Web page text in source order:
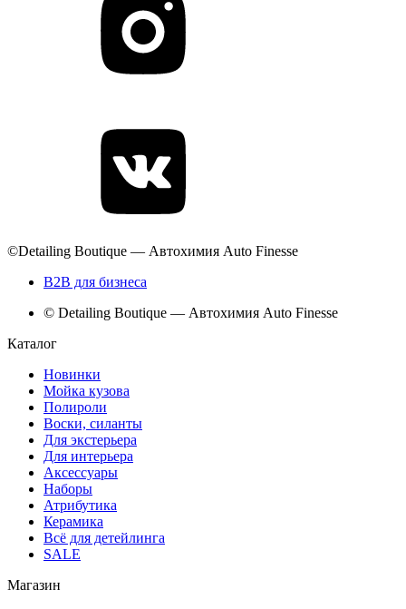
©Detailing Boutique — Автохимия Auto Finesse
B2B для бизнеса
© Detailing Boutique — Автохимия Auto Finesse
Каталог
Новинки
Мойка кузова
Полироли
Воски, силанты
Для экстерьера
Для интерьера
Аксессуары
Наборы
Атрибутика
Керамика
Всё для детейлинга
SALE
Магазин